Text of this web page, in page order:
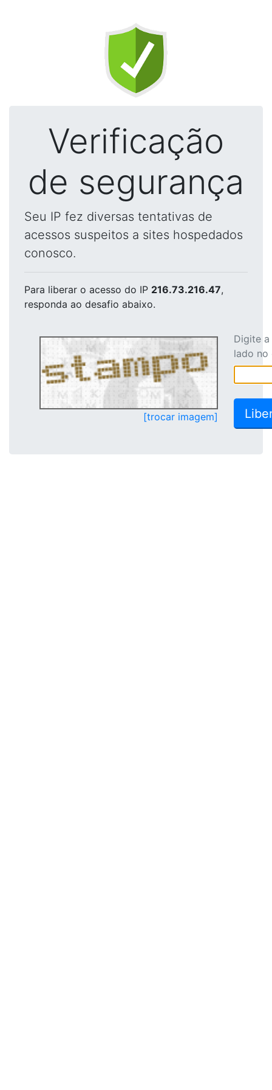
Verificação
de segurança
Seu IP fez diversas tentativas de
acessos suspeitos a sites hospedados
conosco.
Para liberar o acesso do IP 216.73.216.47,
responda ao desafio abaixo.
[trocar imagem]
Digite
lado no